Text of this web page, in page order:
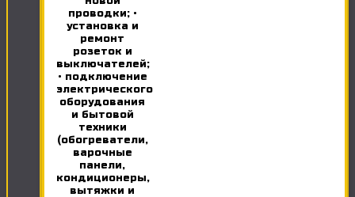
проводки; •
установка и
ремонт
розеток и
выключателей;
• подключение
электрического
оборудования
и бытовой
техники
(обогреватели,
варочные
панели,
кондиционеры,
вытяжки и